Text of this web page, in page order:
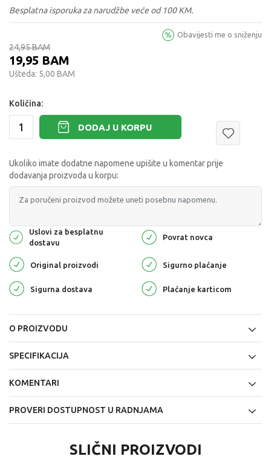
Besplatna isporuka za narudžbe veće od 100 KM.
24,95BAM
19,95 BAM
Ušteda: 5,00 BAM
Obavijesti me o sniženju
Količina:
DODAJ U KORPU
Ukoliko imate dodatne napomene upišite u komentar prije
dodavanja proizvoda u korpu:
Uslovi za besplatnu
dostavu
Povrat novca
Original proizvodi Sigurno plaćanje
Sigurna dostava Plaćanje karticom
O PROIZVODU
SPECIFIKACIJA
KOMENTARI
PROVERI DOSTUPNOST U RADNJAMA
SLIČNI PROIZVODI